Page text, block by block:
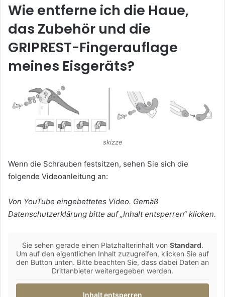
Wie entferne ich die Haue,
das Zubehör und die
GRIPREST-Fingerauflage
meines Eisgeräts?
skizze
Wenn die Schrauben festsitzen, sehen Sie sich die
folgende Videoanleitung an:
Von YouTube eingebettetes Video. Gemäß
Datenschutzerklärung bitte auf „Inhalt entsperren“ klicken.
Sie sehen gerade einen Platzhalterinhalt von Standard.
Um auf den eigentlichen Inhalt zuzugreifen, klicken Sie auf
den Button unten. Bitte beachten Sie, dass dabei Daten an
Drittanbieter weitergegeben werden.
Inhalt entsperren